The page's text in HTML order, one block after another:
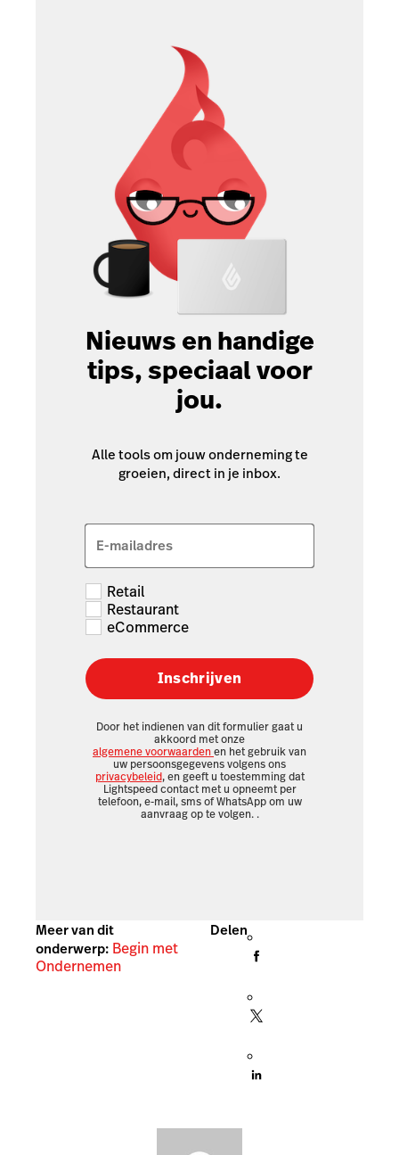
Nieuws en handige
tips, speciaal voor
jou.
Alle tools om jouw onderneming te
groeien, direct in je inbox.
E-mailadres
Retail
Restaurant
eCommerce
Inschrijven
Door het indienen van dit formulier gaat u
akkoord met onze
algemene voorwaardenen het gebruik van
uw persoonsgegevens volgens ons
privacybeleid, en geeft u toestemming dat
Lightspeed contact met u opneemt per
telefoon, e-mail, sms of WhatsApp om uw
aanvraag op te volgen. .
Meer van dit
onderwerp: Begin met
Ondernemen
Delen